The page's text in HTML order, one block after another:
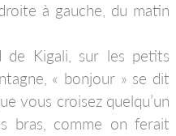
à gauche, du matin
de Kigali, sur les petits
« bonjour » se dit
vous croisez quelqu’un
bras, comme on ferait